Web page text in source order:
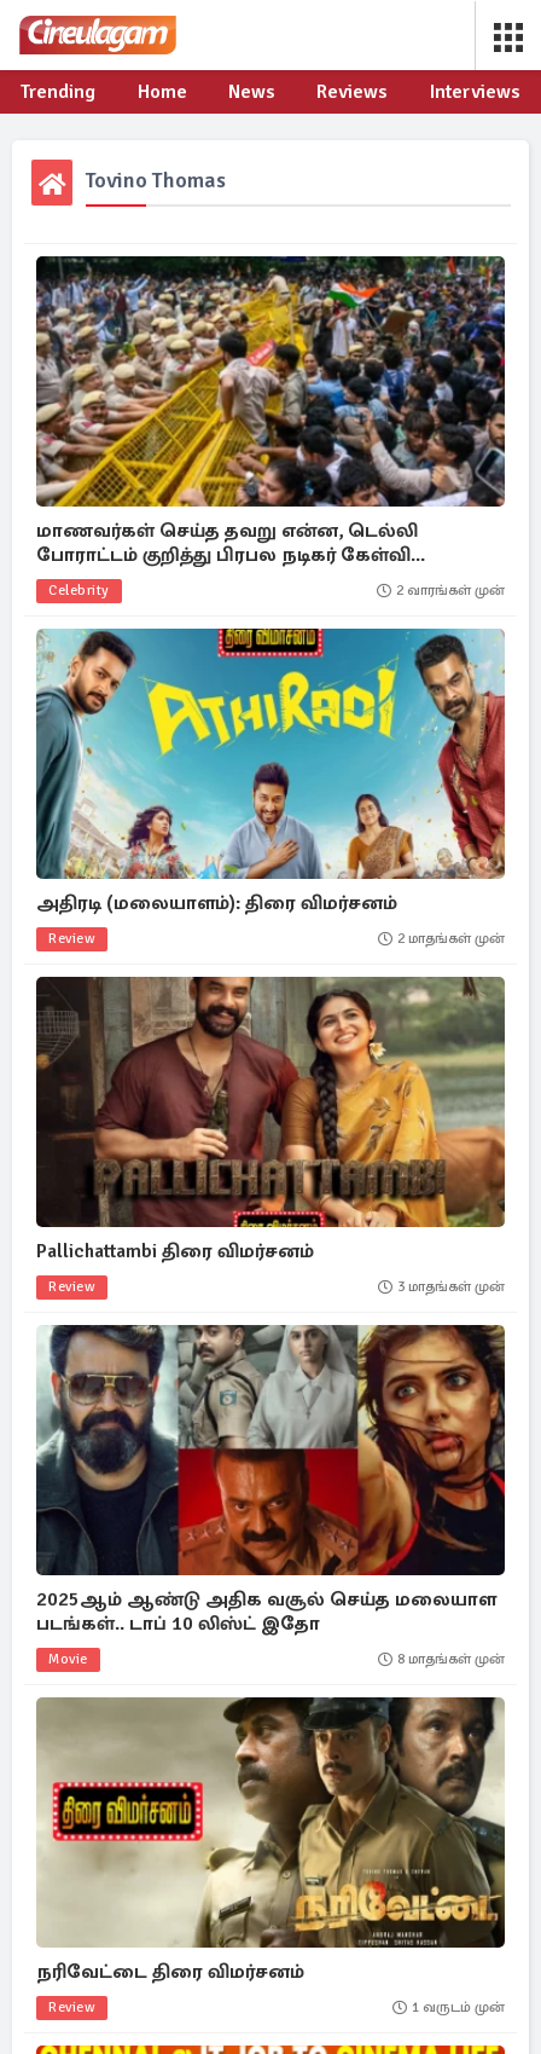
Trending Home News Reviews Interviews
Tovino Thomas
மாணவர்கள் செய்த தவறு என்ன, டெல்லி
போராட்டம் குறித்து பிரபல நடிகர் கேள்வி...
Celebrity 2 வாரங்கள் முன்
அதிரடி (மலையாளம்): திரை விமர்சனம்
Review 2 மாதங்கள் முன்
Pallichattambi திரை விமர்சனம்
Review 3 மாதங்கள் முன்
2025ஆம் ஆண்டு அதிக வசூல் செய்த மலையாள
படங்கள்.. டாப் 10 லிஸ்ட் இதோ
Movie 8 மாதங்கள் முன்
நரிவேட்டை திரை விமர்சனம்
Review 1 வருடம் முன்